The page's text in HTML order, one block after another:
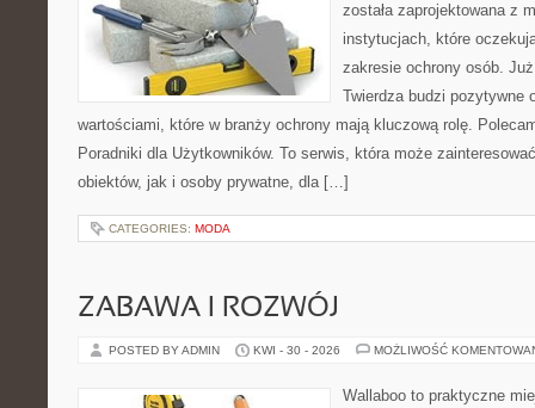
została zaprojektowana z
instytucjach, które
zakresie ochrony osób.
Twierdza budzi pozytywne
wartościami, które w branży ochrony mają kluczową rolę.
Poradniki dla Użytkowników. To serwis, która może
obiektów, jak i osoby prywatne, dla […]
CATEGORIES: MODA
ZABAWA I ROZWÓJ
POSTED BY ADMIN KWI - 30 - 2026 MOŻLIWOŚĆ
Wallaboo to praktyczne